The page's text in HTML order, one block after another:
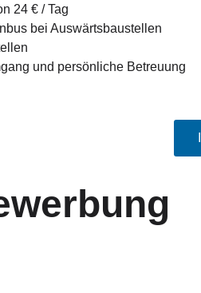
24 € / Tag
bei Auswärtsbaustellen
und persönliche Betreuung